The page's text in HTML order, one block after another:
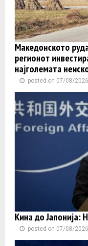
Македонското
регионот
најголемата
posted on 07/08/2026
Кина до Јапонија:
posted on 07/08/2026